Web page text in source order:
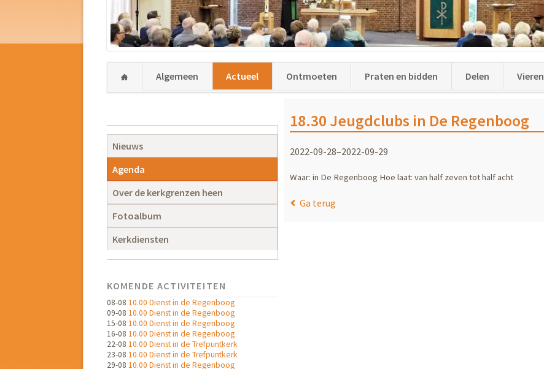
NavigatieAlgemeen Actueel Ontmoeten Praten en bidden Delen Vieren
18.30 Jeugdclubs in De Regenboog
2022-09-28–2022-09-29
Waar: in De Regenboog Hoe laat: van half zeven tot half acht
Ga terug
Navigatie
overslaan
Nieuws
Agenda
Over de kerkgrenzen heen
Fotoalbum
Kerkdiensten
KOMENDE ACTIVITEITEN
08-08 10.00 Dienst in de Regenboog
09-08 10.00 Dienst in de Regenboog
15-08 10.00 Dienst in de Regenboog
16-08 10.00 Dienst in de Regenboog
22-08 10.00 Dienst in de Trefpuntkerk
23-08 10.00 Dienst in de Trefpuntkerk
29-08 10.00 Dienst in de Regenboog